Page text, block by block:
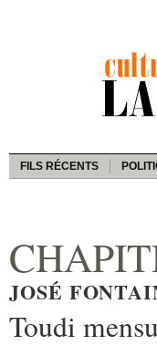
FILS RÉCENTS
JOSÉ
Toudi